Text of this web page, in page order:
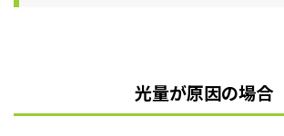
光量が原因の場合